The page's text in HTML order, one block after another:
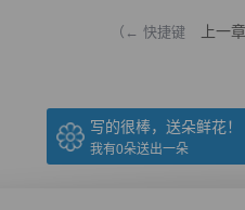
（← 快捷键 上一章
写的很棒，送朵鲜花！
我有0朵送出一朵